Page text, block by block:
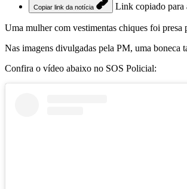
Copiar link da notícia Link copiado para
Uma mulher com vestimentas chiques foi
Nas imagens divulgadas pela PM, uma boneca
Confira o vídeo abaixo no SOS Policial: